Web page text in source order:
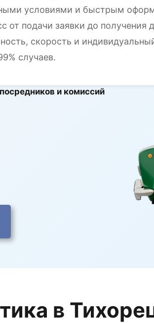
условиями и быстрым
от подачи заявки до
скорость и
случаев.
и комиссий
в